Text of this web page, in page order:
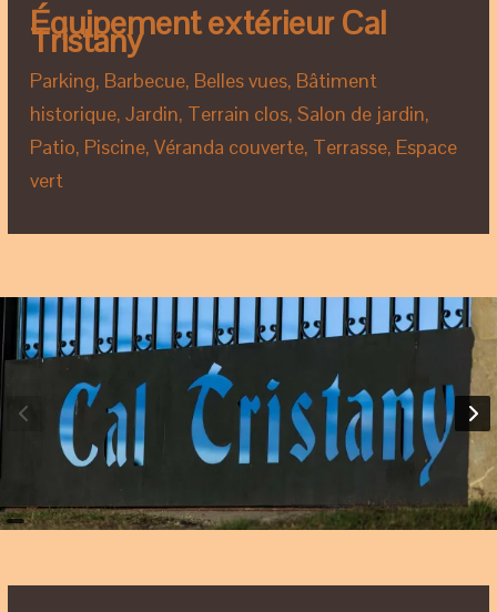
Équipement extérieur Cal
Tristany
Parking, Barbecue, Belles vues, Bâtiment
historique, Jardin, Terrain clos, Salon de jardin,
Patio, Piscine, Véranda couverte, Terrasse, Espace
vert